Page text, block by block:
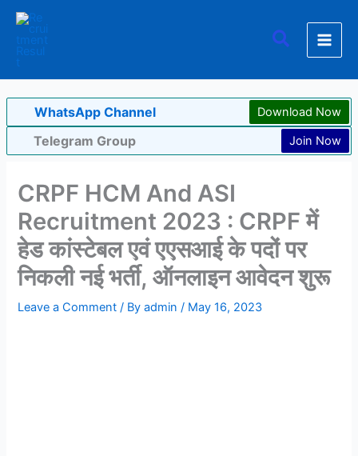
Skip
content
Search
WhatsApp Channel Download Now
Telegram Group Join Now
CRPF HCM And ASI
Recruitment 2023 : CRPF में
हेड कांस्टेबल एवं एएसआई के पदों पर
निकली नई भर्ती, ऑनलाइन आवेदन शुरू
Leave a Comment / Byadmin/ May 16, 2023